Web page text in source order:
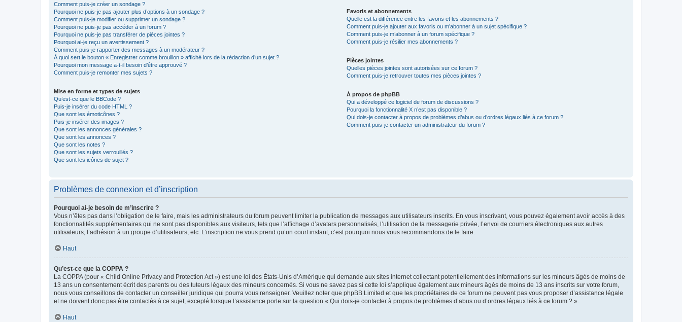
Comment puis-je créer un sondage ?
Pourquoi ne puis-je pas ajouter plus d’options à un sondage ?
Comment puis-je modifier ou supprimer un sondage ?
Pourquoi ne puis-je pas accéder à un forum ?
Pourquoi ne puis-je pas transférer de pièces jointes ?
Pourquoi ai-je reçu un avertissement ?
Comment puis-je rapporter des messages à un modérateur ?
À quoi sert le bouton « Enregistrer comme brouillon » affiché lors de la rédaction d’un sujet ?
Pourquoi mon message a-t-il besoin d’être approuvé ?
Comment puis-je remonter mes sujets ?
Mise en forme et types de sujets
Qu’est-ce que le BBCode ?
Puis-je insérer du code HTML ?
Que sont les émoticônes ?
Puis-je insérer des images ?
Que sont les annonces générales ?
Que sont les annonces ?
Que sont les notes ?
Que sont les sujets verrouillés ?
Que sont les icônes de sujet ?
Favoris et abonnements
Quelle est la différence entre les favoris et les abonnements ?
Comment puis-je ajouter aux favoris ou m’abonner à un sujet spécifique ?
Comment puis-je m’abonner à un forum spécifique ?
Comment puis-je résilier mes abonnements ?
Pièces jointes
Quelles pièces jointes sont autorisées sur ce forum ?
Comment puis-je retrouver toutes mes pièces jointes ?
À propos de phpBB
Qui a développé ce logiciel de forum de discussions ?
Pourquoi la fonctionnalité X n’est pas disponible ?
Qui dois-je contacter à propos de problèmes d’abus ou d’ordres légaux liés à ce forum ?
Comment puis-je contacter un administrateur du forum ?
Problèmes de connexion et d’inscription
Pourquoi ai-je besoin de m’inscrire ?
Vous n’êtes pas dans l’obligation de le faire, mais les administrateurs du forum peuvent limiter la publication de messages aux utilisateurs inscrits. En vous inscrivant, vous pouvez également avoir accès à des
fonctionnalités supplémentaires qui ne sont pas disponibles aux visiteurs, tels que l’affichage d’avatars personnalisés, l’utilisation de la messagerie privée, l’envoi de courriers électroniques aux autres
utilisateurs, l’adhésion à un groupe d’utilisateurs, etc. L’inscription ne vous prend qu’un court instant, c’est pourquoi nous vous recommandons de le faire.
Haut
Qu’est-ce que la COPPA ?
La COPPA (pour « Child Online Privacy and Protection Act ») est une loi des États-Unis d’Amérique qui demande aux sites internet collectant potentiellement des informations sur les mineurs âgés de moins de
13 ans un consentement écrit des parents ou des tuteurs légaux des mineurs concernés. Si vous ne savez pas si cette loi s’applique également aux mineurs âgés de moins de 13 ans inscrits sur votre forum,
nous vous conseillons de contacter un conseiller juridique qui pourra vous renseigner. Veuillez noter que phpBB Limited et que les propriétaires de ce forum ne peuvent pas vous proposer d’assistance légale
et ne doivent donc pas être contactés à ce sujet, excepté lorsque l’assistance porte sur la question « Qui dois-je contacter à propos de problèmes d’abus ou d’ordres légaux liés à ce forum ? ».
Haut